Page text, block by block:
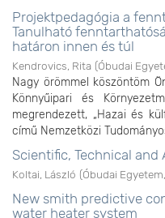
Projektpedagógia a
Tanulható
határon innen és túl
Kendrovics, Rita (Óbudai
Nagy örömmel köszöntöm
Könnyűipari és
megrendezett, „Hazai és
című Nemzetközi
Scientific, Technical and
Koltai, László (Óbudai Egyetem
New smith predictive
water heater system